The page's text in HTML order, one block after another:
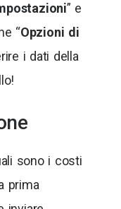
” e
“Opzioni di
i dati della
sono i costi
prima